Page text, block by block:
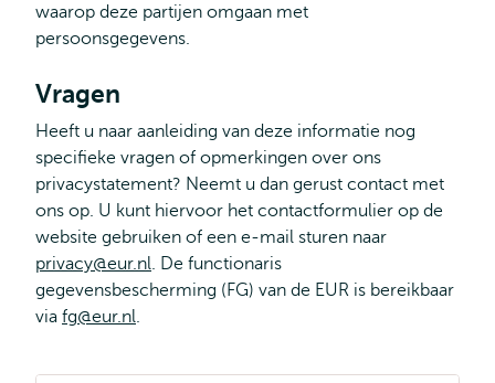
waarop deze partijen omgaan met
persoonsgegevens.
Vragen
Heeft u naar aanleiding van deze informatie nog
specifieke vragen of opmerkingen over ons
privacystatement? Neemt u dan gerust contact met
ons op. U kunt hiervoor het contactformulier op de
website gebruiken of een e-mail sturen naar
privacy@eur.nl. De functionaris
gegevensbescherming (FG) van de EUR is bereikbaar
via fg@eur.nl.